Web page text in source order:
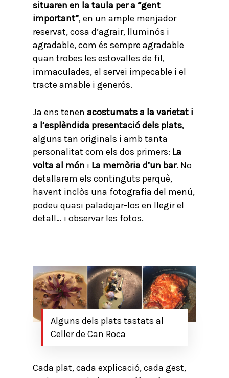
situaren en la taula per a “gent
important”, en un ample menjador
reservat, cosa d’agrair, lluminós i
agradable, com és sempre agradable
quan trobes les estovalles de fil,
immaculades, el servei impecable i el
tracte amable i generós.
Ja ens tenen acostumats a la varietat i
a l’esplèndida presentació dels plats,
alguns tan originals i amb tanta
personalitat com els dos primers: La
volta al món i La memòria d’un bar. No
detallarem els continguts perquè,
havent inclòs una fotografia del menú,
podeu quasi paladejar-los en llegir el
detall… i observar les fotos.
Alguns dels plats tastats al
Celler de Can Roca
Cada plat, cada explicació, cada gest,